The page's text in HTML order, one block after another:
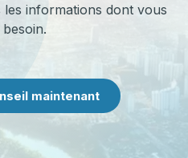
informations dont vous
maintenant